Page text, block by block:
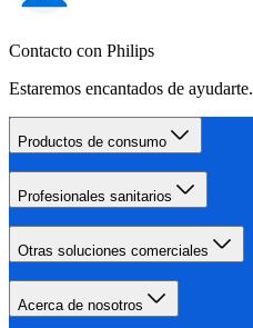
Contacto con Philips
Estaremos encantados de ayudarte.
Productos de consumo
Profesionales sanitarios
Otras soluciones comerciales
Acerca de nosotros